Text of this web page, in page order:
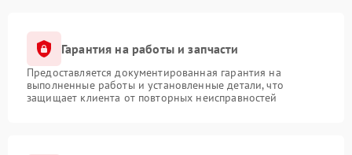
Гарантия на работы и запчасти
Предоставляется документированная гарантия на
выполненные работы и установленные детали, что
защищает клиента от повторных неисправностей